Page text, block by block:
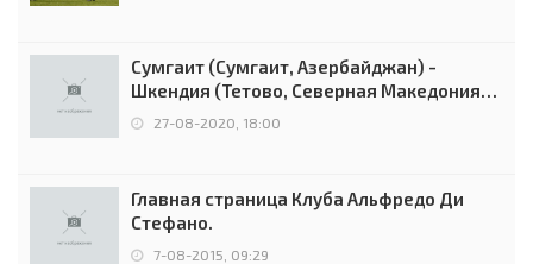
Сумгаит (Сумгаит, Азербайджан) -
Шкендия (Тетово, Северная Македония) -
0:2 (0:0)
27-08-2020, 18:00
Главная страница Клуба Альфредо Ди
Стефано.
7-08-2015, 09:29